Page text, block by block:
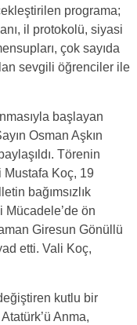
programa;
il protokolü, siyasi
çok sayıda
sevgili öğrenciler ile
başlayan
Osman Aşkın
Törenin
Mustafa Koç, 19
bağımsızlık
ön
Giresun Gönüllü
etti. Vali Koç,
kutlu bir
Anma,